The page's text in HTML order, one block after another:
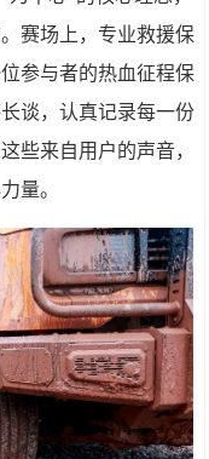
赛场上，专业救援保
参与者的热血征程保
谈，认真记录每一份
些来自用户的声音，
量。